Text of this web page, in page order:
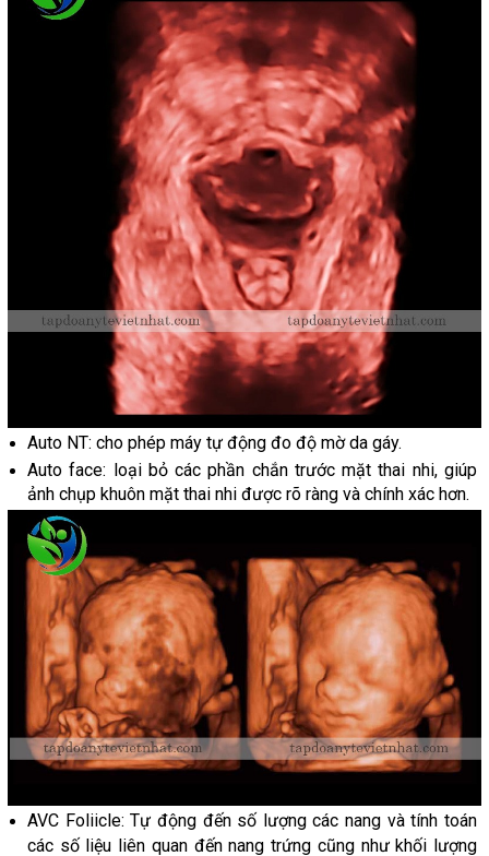
Auto NT: cho phép máy tự động đo độ mờ da gáy.
Auto face: loại bỏ các phần chắn trước mặt thai nhi, giúp
ảnh chụp khuôn mặt thai nhi được rõ ràng và chính xác hơn.
AVC Foliicle: Tự động đến số lượng các nang và tính toán
các số liệu liên quan đến nang trứng cũng như khối lượng